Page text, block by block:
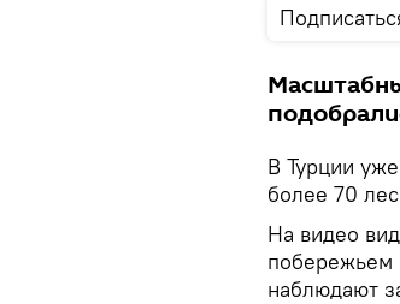
В Турции
более 70
На видео
побережьем
наблюдают